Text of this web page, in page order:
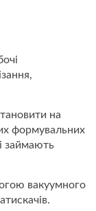
на
формувальних
займають
вакуумного